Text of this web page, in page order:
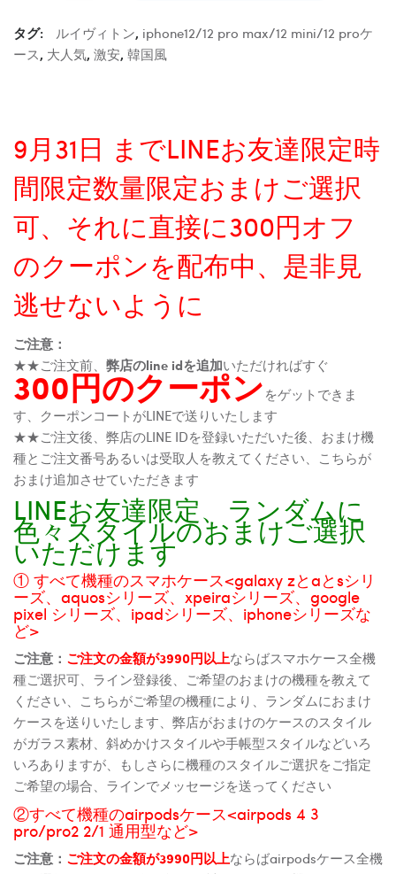
タグ: ルイヴィトン, iphone12/12 pro max/12 mini/12 proケ
ース, 大人気, 激安, 韓国風
9月31日 までLINEお友達限定時
間限定数量限定おまけご選択
可、それに直接に300円オフ
のクーポンを配布中、是非見
逃せないように
ご注意：
★★ご注文前、 弊店のline idを追加いただければすぐ
300円のクーポンをゲットできま
す、クーポンコートがLINEで送りいたします
★★ご注文後、弊店のLINE IDを登録いただいた後、おまけ機
種とご注文番号あるいは受取人を教えてください、こちらが
おまけ追加させていただきます
LINEお友達限定、ランダムに
色々スタイルのおまけご選択
いただけます
① すべて機種のスマホケース<galaxy zとaとsシリ
ーズ、aquosシリーズ、xpeiraシリーズ、google
pixel シリーズ、ipadシリーズ、iphoneシリーズな
ど>
ご注意： ご注文の金額が3990円以上ならばスマホケース全機
種ご選択可、ライン登録後、ご希望のおまけの機種を教えて
ください、こちらがご希望の機種により、ランダムにおまけ
ケースを送りいたします、弊店がおまけのケースのスタイル
がガラス素材、斜めかけスタイルや手帳型スタイルなどいろ
いろありますが、もしさらに機種のスタイルご選択をご指定
ご希望の場合、ラインでメッセージを送ってください
②すべて機種のairpodsケース<airpods 4 3
pro/pro2 2/1 通用型など>
ご注意： ご注文の金額が3990円以上ならばairpodsケース全機